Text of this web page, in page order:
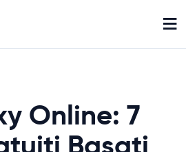
≡
Online: 7
Basati